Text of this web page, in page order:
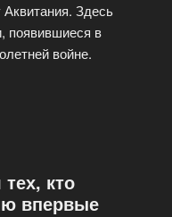
Здесь
появившиеся в
войне.
кто
впервые